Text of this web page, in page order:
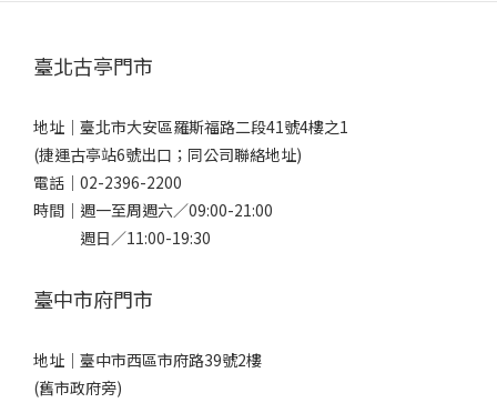
臺北古亭門市
地址｜ 臺北市大安區羅斯福路二段41號4樓之1
(捷運古亭站6號出口；同公司聯絡地址)
電話｜ 02-2396-2200
時間｜週一至周週六／09:00-21:00
週日／11:00-19:30
臺中市府門市
地址｜ 臺中市西區市府路39號2樓
(舊市政府旁)